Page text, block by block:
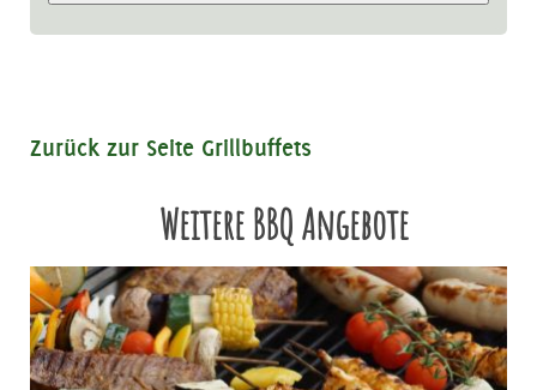
Zurück zur Seite Grillbuffets
Weitere BBQ Angebote